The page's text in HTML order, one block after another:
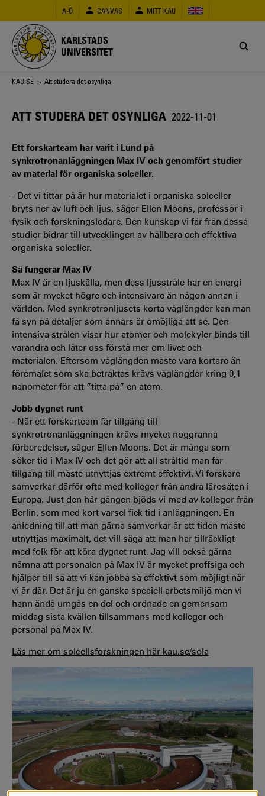
huvudinnehåll
A-Ö CANVAS MITT KAU
KARLSTADS
UNIVERSITET
Länkstig
KAU.SE > Att studera det osynliga
ATT STUDERA DET OSYNLIGA 2022-11-01
Ett forskarteam har varit i Lund på
synkrotronanläggningen Max IV och genomfört studier
av material för organiska solceller.
- Det vi tittar på är hur materialet i organiska solceller
bryts ner av luft och ljus, säger Ellen Moons, professor i
fysik och forskningsledare. Den kunskap vi får från dessa
studier bidrar till utvecklingen av hållbara och effektiva
organiska solceller.
Så fungerar Max IV
Max IV är en ljuskälla, men dess ljusstråle har en energi
som är mycket högre och intensivare än någon annan i
världen. Med synkrotronljusets korta våglängder kan man
få syn på detaljer som annars är omöjliga att se. Den
intensiva strålen visar hur atomer och molekyler binds till
varandra och låter oss förstå mer om livet och
materialen. Eftersom våglängden måste vara kortare än
föremålet som ska betraktas krävs våglängder kring 0,1
nanometer för att ”titta på” en atom.
Jobb dygnet runt
- När ett forskarteam får tillgång till
synkrotronanläggningen krävs mycket noggranna
förberedelser, säger Ellen Moons. Det är många som
söker tid i Max IV och det gör att all stråltid man får
tillgång till måste utnyttjas extremt effektivt. Vi forskare
samverkar därför ofta med kollegor från andra lärosäten i
Europa. Just den här gången bjöds vi med av kollegor från
Berlin, som med kort varsel fick tid i anläggningen. En
anledning till att man gärna samverkar är att tiden måste
utnyttjas maximalt, det vill säga att man har tillräckligt
med folk för att köra dygnet runt. Jag vill också gärna
nämna att personalen på Max IV är mycket proffsiga och
hjälper till så att vi kan jobba så effektivt som möjligt när
vi är där. Det är ju en ganska speciell arbetsmiljö men vi
hann ändå umgås en del och ordnade en gemensam
middag sista kvällen tillsammans med kollegor och
personal på Max IV.
Läs mer om solcellsforskningen här kau.se/sola